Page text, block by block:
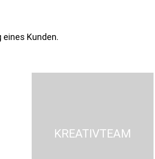
Kunden.
KREATIVTEAM